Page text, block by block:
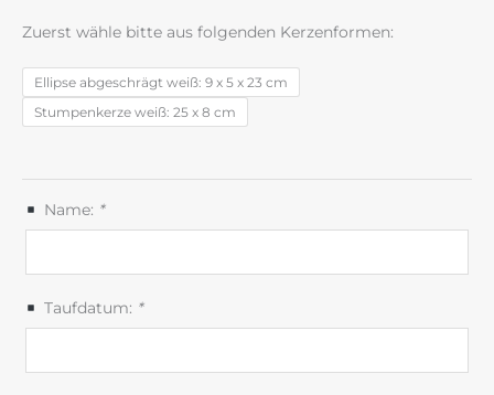
Zuerst wähle bitte aus folgenden Kerzenformen:
Ellipse abgeschrägt weiß: 9 x 5 x 23 cm
Stumpenkerze weiß: 25 x 8 cm
Name: *
Taufdatum: *